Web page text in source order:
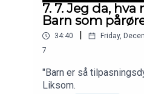
7. 7. Jeg da,
Barn som
34:40 | Friday,
7
"Barn er så
Liksom.